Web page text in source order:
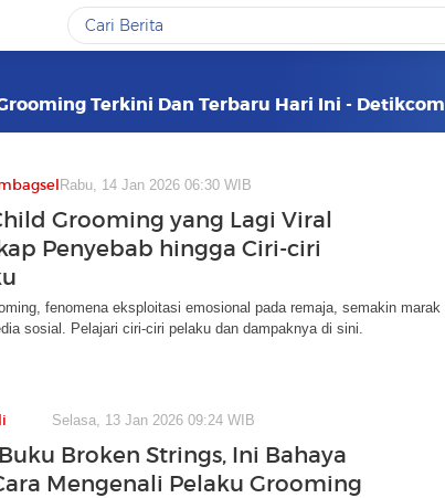
Terkini Dan Terbaru Hari Ini - Detikcom
Rabu, 14 Jan 2026 06:30 WIB
Grooming yang Lagi Viral
Penyebab hingga Ciri-ciri
fenomena eksploitasi emosional pada remaja, semakin marak
sosial. Pelajari ciri-ciri pelaku dan dampaknya di sini.
Selasa, 13 Jan 2026 09:24 WIB
Broken Strings, Ini Bahaya
Mengenali Pelaku Grooming